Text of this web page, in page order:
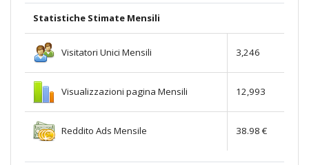
Statistiche Stimate Mensili
Visitatori Unici Mensili 3,246
Visualizzazioni pagina Mensili 12,993
Reddito Ads Mensile 38.98 €